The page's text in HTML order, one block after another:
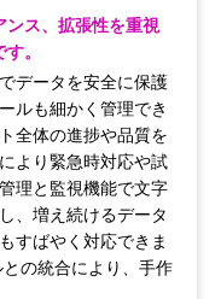
ンス、拡張性を重視
。
データを安全に保護
ルも細かく管理でき
全体の進捗や品質を
より緊急時対応や試
理と監視機能で文字
、増え続けるデータ
すばやく対応できま
の統合により、手作